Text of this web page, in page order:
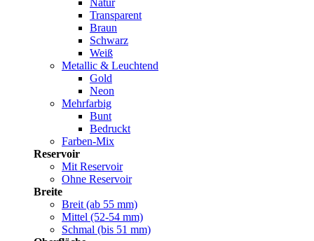
Natur
Transparent
Braun
Schwarz
Weiß
Metallic & Leuchtend
Gold
Neon
Mehrfarbig
Bunt
Bedruckt
Farben-Mix
Reservoir
Mit Reservoir
Ohne Reservoir
Breite
Breit (ab 55 mm)
Mittel (52-54 mm)
Schmal (bis 51 mm)